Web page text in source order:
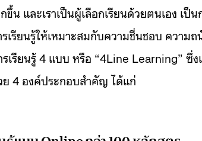
ขึ้น และเราเป็นผู้เลือกเรียนด้วยตนเอง เ
รเรียนรู้ให้เหมาะสมกับความชื่นชอบ ควา
เรียนรู้ 4 แบบ หรือ “4Line Learning” ซึ่
4 องค์ประกอบสำคัญ ได้แก่